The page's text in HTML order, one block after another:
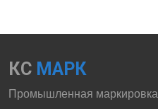
КС МАРК
Промышленная маркировка